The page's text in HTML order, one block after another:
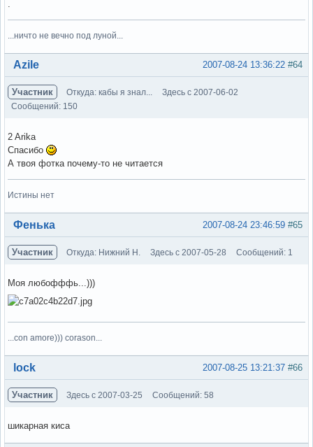
...ничто не вечно под луной...
Вне форума #64
2007-08-24 13:36:22
Azile
Участник Откуда: кабы я знал...
Здесь с 2007-06-02
Сообщений: 150
2 Arika
Спасибо
А твоя фотка почему-то не читается
Истины нет
Вне форума #65
2007-08-24 23:46:59
Фенька
Участник Откуда: Нижний Н. Здесь с 2007-05-28 Сообщений: 1
Моя любофффь...)))
...con amore))) corason...
Вне форума #66
2007-08-25 13:21:37
lock
Участник Здесь с 2007-03-25 Сообщений: 58
шикарная киса